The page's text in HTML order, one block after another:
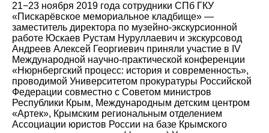
21−23 ноября 2019 года сотрудники СПб ГКУ
«Пискарёвское мемориальное кладбище» —
заместитель директора по музейно-экскурсионной
работе Юскаев Рустам Нуруллаевич и экскурсовод
Андреев Алексей Георгиевич приняли участие в IV
Международной научно-практической конференции
«Нюрнбергский процесс: история и современность»,
проводимой Университетом прокуратуры Российской
Федерации совместно с Советом министров
Республики Крым, Международным детским центром
«Артек», Крымским региональным отделением
Ассоциации юристов России на базе Крымского